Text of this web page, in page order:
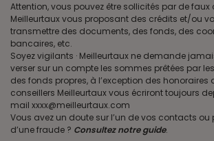
Attention, vous pouvez être sollicités par de faux
Meilleurtaux vous proposant des crédits et/ou
transmettre des documents, des fonds, des
bancaires, etc.
Soyez vigilants · Meilleurtaux ne demande
verser sur un compte les sommes prêtées par
des fonds propres, à l’exception des honoraires
conseillers Meilleurtaux vous écriront toujours
mail xxxx@meilleurtaux.com
Vous avez un doute sur l’un de vos contacts ou
d’une fraude ? Consultez notre guide.